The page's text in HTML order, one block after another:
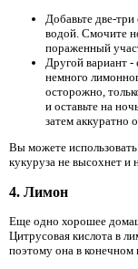
Добавьте две-
водой. Смочите
пораженный
Другой вариант
немного
осторожно,
и оставьте на
затем аккуратно
Вы можете
кукуруза не высохнет и
4. Лимон
Еще одно хорошее
Цитрусовая кислота в
поэтому она в конечном